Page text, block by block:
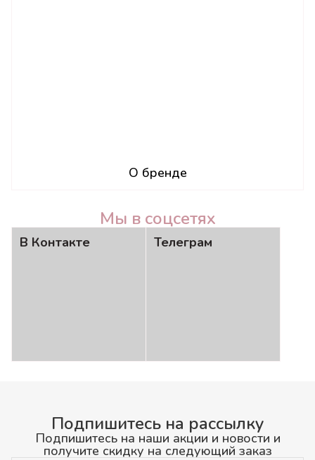
О бренде
Мы в соцсетях
В Контакте Телеграм
Подпишитесь на рассылку
Подпишитесь на наши акции и новости и
получите скидку на следующий заказ